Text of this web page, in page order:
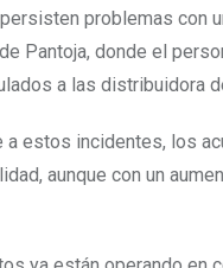
problemas con
Pantoja, donde el
a las distribuidora
estos incidentes, los
aunque con un